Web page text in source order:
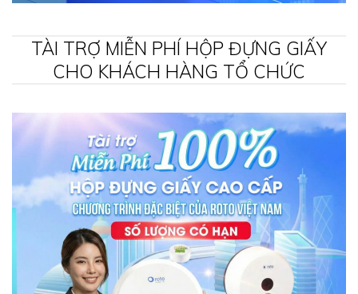
TÀI TRỢ MIỄN PHÍ HỘP ĐỰNG GIẤY
CHO KHÁCH HÀNG TỔ CHỨC